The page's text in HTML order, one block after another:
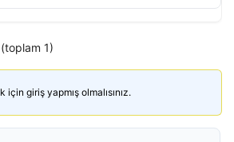
1)
giriş yapmış olmalısınız.